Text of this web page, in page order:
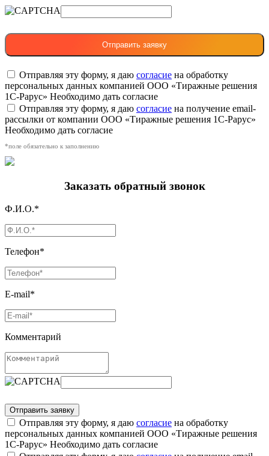
Отправляя эту форму, я даю согласие на обработку
персональных данных компанией ООО «Тиражные решения
1С-Рарус» Необходимо дать согласие
Отправляя эту форму, я даю согласие на получение email-
рассылки от компании ООО «Тиражные решения 1С-Рарус»
Необходимо дать согласие
*поле обязательно к заполнению
Заказать обратный звонок
Ф.И.О.*
Телефон*
E-mail*
Комментарий
Отправляя эту форму, я даю согласие на обработку
персональных данных компанией ООО «Тиражные решения
1С-Рарус» Необходимо дать согласие